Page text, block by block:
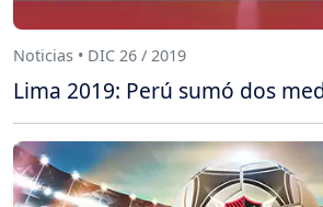
Noticias • DIC 26 / 2019
Lima 2019: Perú sumó dos